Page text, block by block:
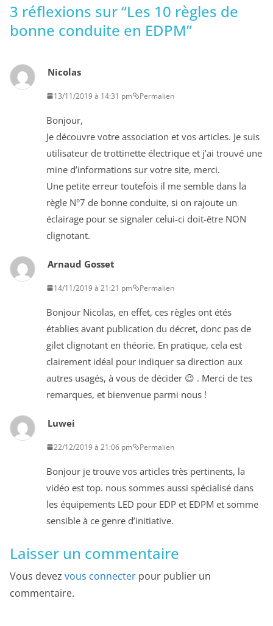
3 réflexions sur “Les 10 règles de
bonne conduite en EDPM”
Nicolas
13/11/2019 à 14:31 pm Permalien
Bonjour,
Je découvre votre association et vos articles. Je suis
utilisateur de trottinette électrique et j’ai trouvé une
mine d’informations sur votre site, merci.
Une petite erreur toutefois il me semble dans la
règle N°7 de bonne conduite, si on rajoute un
éclairage pour se signaler celui-ci doit-être NON
clignotant.
Arnaud Gosset
14/11/2019 à 21:21 pm Permalien
Bonjour Nicolas, en effet, ces règles ont étés
établies avant publication du décret, donc pas de
gilet clignotant en théorie. En pratique, cela est
clairement idéal pour indiquer sa direction aux
autres usagés, à vous de décider 😉 . Merci de tes
remarques, et bienvenue parmi nous !
Luwei
22/12/2019 à 21:06 pm Permalien
Bonjour je trouve vos articles très pertinents, la
vidéo est top. nous sommes aussi spécialisé dans
les équipements LED pour EDP et EDPM et somme
sensible à ce genre d’initiative.
Laisser un commentaire
Vous devez vous connecter pour publier un
commentaire.